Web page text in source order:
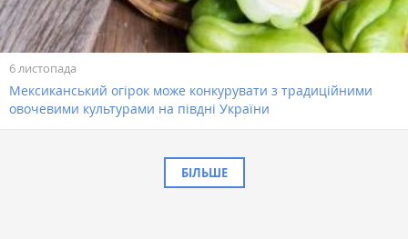
6 листопада
Мексиканський огірок може конкурувати з традиційними
овочевими культурами на півдні України
БІЛЬШЕ